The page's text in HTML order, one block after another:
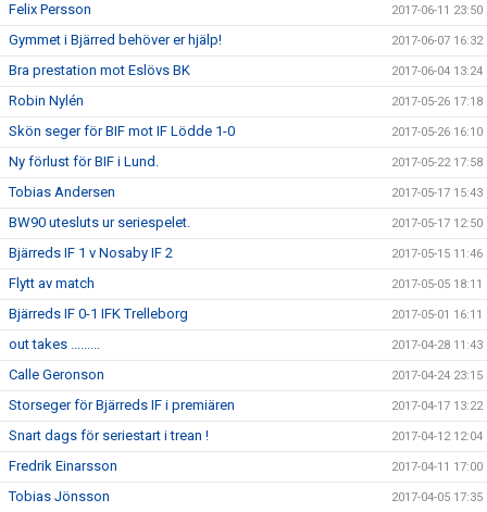
Felix Persson 2017-06-11 23:50
Gymmet i Bjärred behöver er hjälp! 2017-06-07 16:32
Bra prestation mot Eslövs BK 2017-06-04 13:24
Robin Nylén 2017-05-26 17:18
Skön seger för BIF mot IF Lödde 1-0 2017-05-26 16:10
Ny förlust för BIF i Lund. 2017-05-22 17:58
Tobias Andersen 2017-05-17 15:43
BW90 utesluts ur seriespelet. 2017-05-17 12:50
Bjärreds IF 1 v Nosaby IF 2 2017-05-15 11:46
Flytt av match 2017-05-05 18:11
Bjärreds IF 0-1 IFK Trelleborg 2017-05-01 16:11
out takes ......... 2017-04-28 11:43
Calle Geronson 2017-04-24 23:15
Storseger för Bjärreds IF i premiären 2017-04-17 13:22
Snart dags för seriestart i trean ! 2017-04-12 12:04
Fredrik Einarsson 2017-04-11 17:00
Tobias Jönsson 2017-04-05 17:35